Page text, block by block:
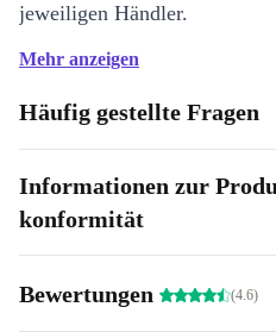
jeweiligen Händler.
Der refurbishment Prozess
Expert:innen in 4 Schritten
Der refurbishment Prozess
Expert:innen in 4 Schritten
Mehr anzeigen
Häufig gestellte Fragen
Informationen zur
konformität
Bewertungen (4.6)